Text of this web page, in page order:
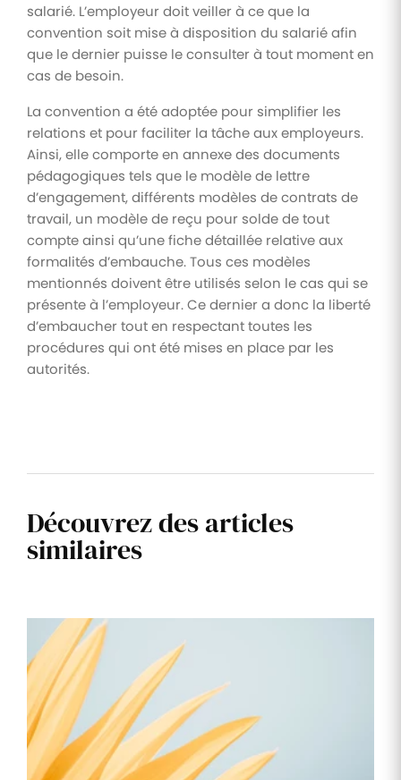
salarié. L’employeur doit veiller à ce que la
convention soit mise à disposition du salarié afin
que le dernier puisse le consulter à tout moment en
cas de besoin.
La convention a été adoptée pour simplifier les
relations et pour faciliter la tâche aux employeurs.
Ainsi, elle comporte en annexe des documents
pédagogiques tels que le modèle de lettre
d’engagement, différents modèles de contrats de
travail, un modèle de reçu pour solde de tout
compte ainsi qu’une fiche détaillée relative aux
formalités d’embauche. Tous ces modèles
mentionnés doivent être utilisés selon le cas qui se
présente à l’employeur. Ce dernier a donc la liberté
d’embaucher tout en respectant toutes les
procédures qui ont été mises en place par les
autorités.
Découvrez des articles
similaires